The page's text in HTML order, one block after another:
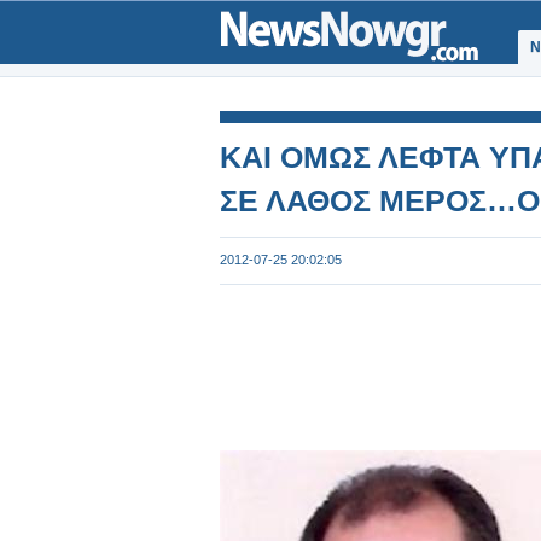
ΚΑΙ ΟΜΩΣ ΛΕΦΤΑ
ΣΕ ΛΑΘΟΣ
2012-07-25 20:02:05